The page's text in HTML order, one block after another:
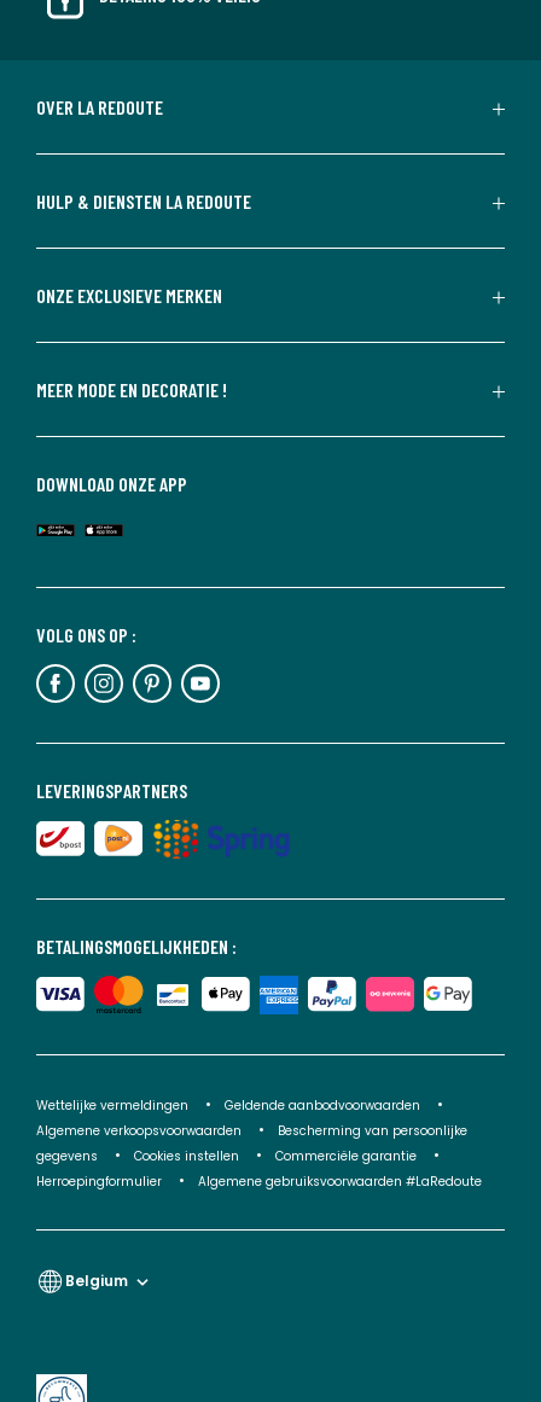
OVER LA REDOUTE
HULP & DIENSTEN LA REDOUTE
ONZE EXCLUSIEVE MERKEN
MEER MODE EN DECORATIE !
BETALINGSMOGELIJKHEDEN :
LEVERINGSPARTNERS
VOLG ONS OP :
DOWNLOAD ONZE APP
Wettelijke vermeldingen
Geldende aanbodvoorwaarden
Algemene verkoopsvoorwaarden
Bescherming van persoonlijke
gegevens
Cookies instellen
Commerciële garantie
Herroepingformulier
Algemene gebruiksvoorwaarden #LaRedoute
Belgium